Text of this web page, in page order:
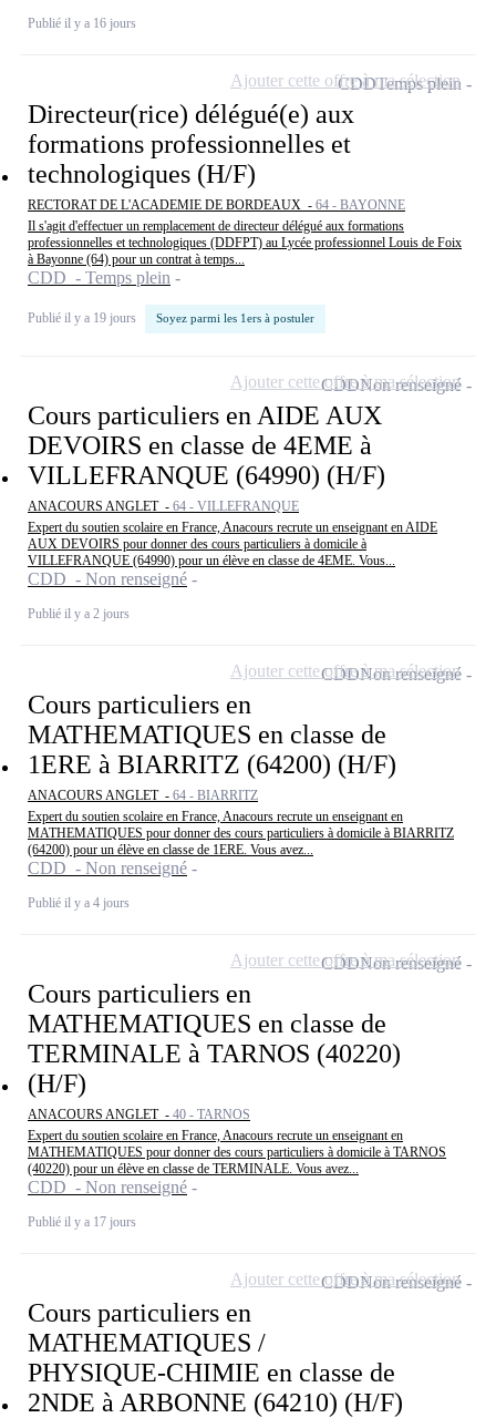
Publié il y a 16 jours
Directeur(rice) délégué(e) aux
formations professionnelles et
technologiques (H/F)
RECTORAT DE L'ACADEMIE DE BORDEAUX - 64 - BAYONNE
Il s'agit d'effectuer un remplacement de directeur délégué aux formations
professionnelles et technologiques (DDFPT) au Lycée professionnel Louis de Foix
à Bayonne (64) pour un contrat à temps...
CDD - Temps plein
Publié il y a 19 jours Soyez parmi les 1ers à postuler
CDDTemps plein
Ajouter cette offre à ma sélection
Cours particuliers en AIDE AUX
DEVOIRS en classe de 4EME à
VILLEFRANQUE (64990) (H/F)
ANACOURS ANGLET - 64 - VILLEFRANQUE
Expert du soutien scolaire en France, Anacours recrute un enseignant en AIDE
AUX DEVOIRS pour donner des cours particuliers à domicile à
VILLEFRANQUE (64990) pour un élève en classe de 4EME. Vous...
CDD - Non renseigné
Publié il y a 2 jours
CDDNon renseigné
Ajouter cette offre à ma sélection
Cours particuliers en
MATHEMATIQUES en classe de
1ERE à BIARRITZ (64200) (H/F)
ANACOURS ANGLET - 64 - BIARRITZ
Expert du soutien scolaire en France, Anacours recrute un enseignant en
MATHEMATIQUES pour donner des cours particuliers à domicile à BIARRITZ
(64200) pour un élève en classe de 1ERE. Vous avez...
CDD - Non renseigné
Publié il y a 4 jours
CDDNon renseigné
Ajouter cette offre à ma sélection
Cours particuliers en
MATHEMATIQUES en classe de
TERMINALE à TARNOS (40220)
(H/F)
ANACOURS ANGLET - 40 - TARNOS
Expert du soutien scolaire en France, Anacours recrute un enseignant en
MATHEMATIQUES pour donner des cours particuliers à domicile à TARNOS
(40220) pour un élève en classe de TERMINALE. Vous avez...
CDD - Non renseigné
Publié il y a 17 jours
CDDNon renseigné
Ajouter cette offre à ma sélection
Cours particuliers en
MATHEMATIQUES /
PHYSIQUE-CHIMIE en classe de
2NDE à ARBONNE (64210) (H/F)
CDDNon renseigné
Ajouter cette offre à ma sélection